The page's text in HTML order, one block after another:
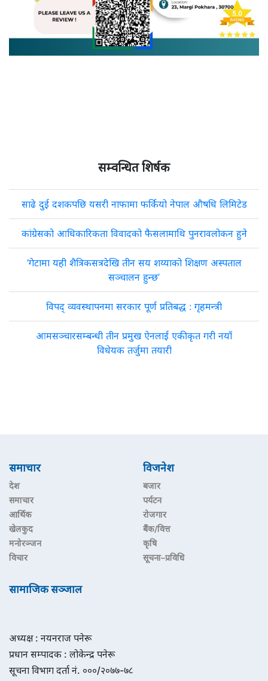
सम्वन्धित शिर्षक
साढे दुई दशकपछि यसरी नाफामा फर्कियो नेपाल औषधि लिमिटेड
कांग्रेसको आधिकारिकता विवादको फैसलामाथि पुनरावलोकन हुने
‘गेटामा यही शैत्रिकसत्रदेखि तीन सय शय्याको शिक्षण अस्पताल
सञ्चालन हुन्छ’
विपद् व्यवस्थापनमा सरकार पूर्ण प्रतिबद्ध : गृहमन्त्री
आमसञ्चारसम्बन्धी तीन प्रमुख ऐनलाई एकीकृत गरी नयाँ
विधेयक तर्जुमा तयारी
समाचार
देश
समाचार
आर्थिक
खेलकुद
मनोरञ्जन
विचार
विजनेश
बजार
पर्यटन
रोजगार
बैंक/वित्त
कृषि
सूचना–प्रविधि
सामाजिक सञ्जाल
अध्यक्ष : नयनराज पनेरू
प्रधान सम्पादक : लोकेन्द्र पनेरू
सूचना विभाग दर्ता नं. ०००/२०७७-७८